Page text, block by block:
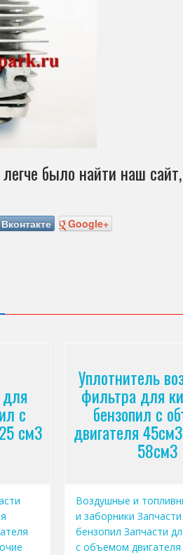
было найти наш
Вконтакте Google+
с
см3
Уплотнитель
фильтра для
бензопил с
двигателя
58см3
Воздушные и
и заборники
бензопил Запчасти
с объемом двигателя